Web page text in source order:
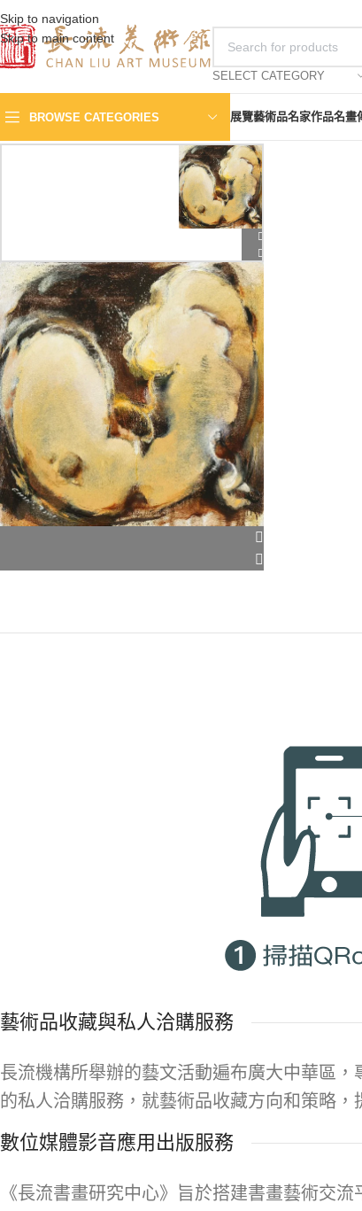
Skip to navigation
Skip to main content
SELECT CATEGORY
BROWSE CATEGORIES 展覽藝術品名家作品名畫
藝術品收藏與私人洽購服務
長流機構所舉辦的藝文活動遍布廣大中華區
的私人洽購服務，就藝術品收藏方向和策略
數位媒體影音應用出版服務
《長流書畫研究中心》旨於搭建書畫藝術交